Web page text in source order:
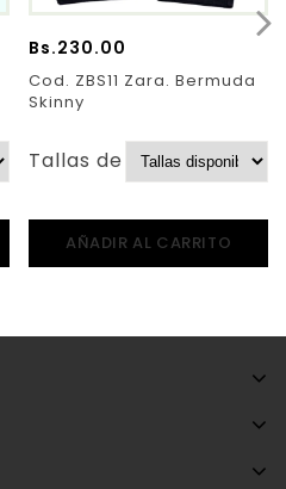
Bs.230.00
Cod. ZBS11 Zara. Bermuda
Skinny
Tallas de Pantalones:
AÑADIR AL CARRITO